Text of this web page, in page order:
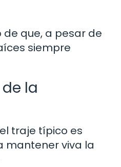
de que, a pesar de
siempre
la
traje típico es
mantener viva la